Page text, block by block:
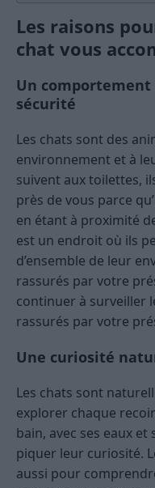
Les raisons
chat vous
Un
sécurité
Les chats sont des
environnement et à
suivent aux toilettes,
près de vous parce
en étant à proximité
est un endroit où ils
d’ensemble de leur
rassurés par votre
continuer à surveiller
rassurés par votre
Une curiosité
Les chats sont
explorer chaque
bain, avec ses eaux
piquer leur curiosité.
aussi pour